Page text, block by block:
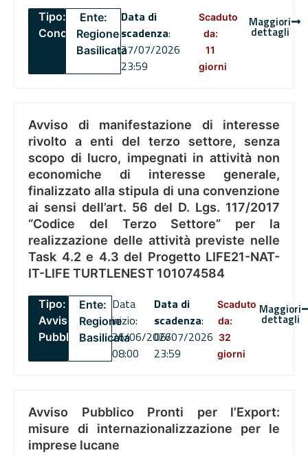
Tipo:
Concorsi
Ente:
Regione
Basilicata
Data di
scadenza:
27/07/2026
23:59
Scaduto
da:
11
giorni
Maggiori
dettagli
Avviso di manifestazione di interesse
rivolto a enti del terzo settore, senza
scopo di lucro, impegnati in attività non
economiche di interesse generale,
finalizzato alla stipula di una convenzione
ai sensi dell’art. 56 del D. Lgs. 117/2017
“Codice del Terzo Settore” per la
realizzazione delle attività previste nelle
Task 4.2 e 4.3 del Progetto LIFE21-NAT-
IT-LIFE TURTLENEST 101074584
Tipo:
Avviso
Pubblico
Ente:
Regione
Basilicata
Data
inizio:
26/06/2026
08:00
Data di
scadenza:
06/07/2026
23:59
Scaduto
da:
32
giorni
Maggiori
dettagli
Avviso Pubblico Pronti per l’Export:
misure di internazionalizzazione per le
imprese lucane